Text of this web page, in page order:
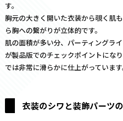
す。
胸元の大きく開いた衣装から覗く肌
ら胸への繋がりが立体的です。
肌の面積が多い分、パーティングラ
が製品版でのチェックポイントにな
では非常に滑らかに仕上がっています
衣装のシワと装飾パーツ